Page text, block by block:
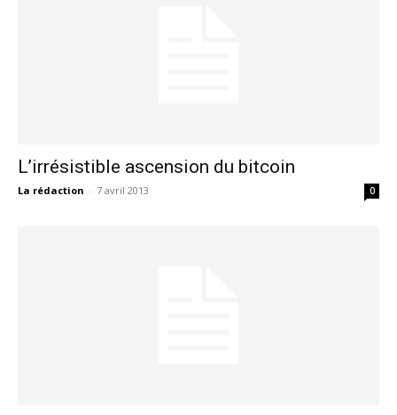
L’irrésistible ascension du bitcoin
La rédaction - 7 avril 2013 0